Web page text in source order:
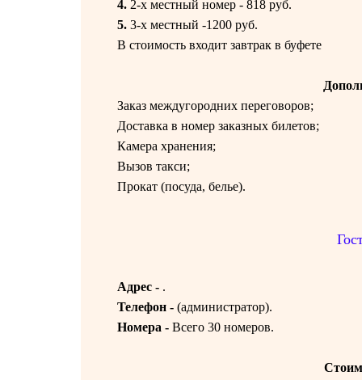
4. 2-х местный номер - 818 руб.
5. 3-х местный -1200 руб.
В стоимость входит завтрак в буфете
Заказ междугородних переговоров;
Доставка в номер заказных билетов;
Камера хранения;
Вызов такси;
Прокат (посуда, белье).
Адрес - .
Телефон - (администратор).
Номера - Всего 30 номеров.